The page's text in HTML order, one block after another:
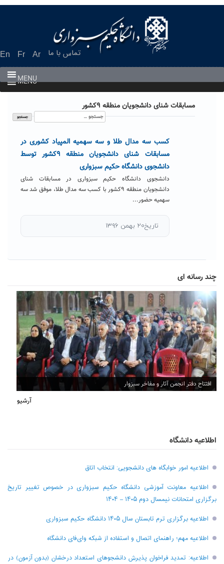
En Fr Ar تماس با ما
MENU
MENU
مسابقات شنای دانشجویان منطقه ۹کشور
جستجو
برای:
کسب سه مدال طلا و سه سهمیه المپیاد کشوری در
مسابقات شنای دانشجویان منطقه ۹کشور توسط
دانشجوی دانشگاه حکیم سبزواری
دانشجوی دانشگاه حکیم سبزواری در مسابقات شنای
دانشجویان منطقه ۹کشور با کسب سه مدال طلا، موفق شد سه
سهمیه حضور...
تاریخ۲۰ بهمن ۱۳۹۶
چند رسانه ای
افتتاح دفتر انجمن آثار و مفاخر سبزوار
آرشیو
اطلاعیه دانشگاه
اطلاعیه امور خوابگاه های دانشجویی: انتخاب اتاق
اطلاعیه معاونت آموزشی دانشگاه حکیم سبزواری در خصوص تغییر تاریخ
برگزاری امتحانات نیمسال دوم ۱۴۰۵ – ۱۴۰۴
اطلاعیه برگزاری ترم تابستان سال ۱۴۰۵ دانشگاه حکیم سبزواری
اطلاعیه مهم؛ راهنمای اتصال و استفاده از شبکه وای‌فای دانشگاه
اطلاعیه: تمدید فراخوان پذیرش دانشجو‌های استعداد درخشان (بدون آزمون) در